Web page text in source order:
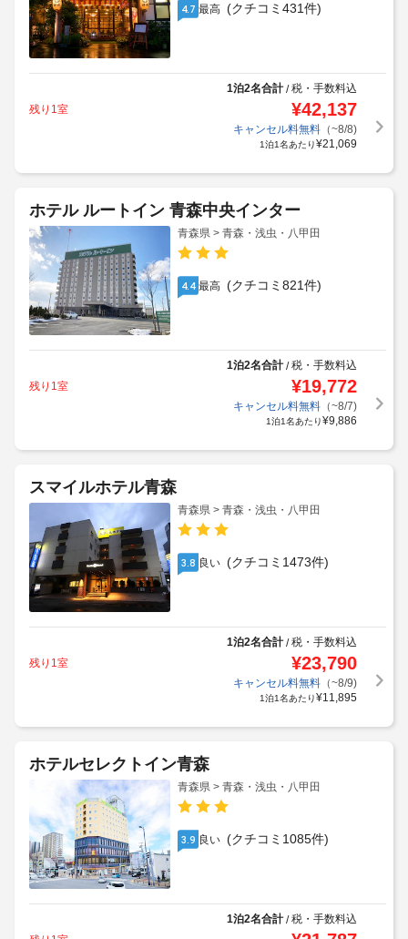
4.7 最高 (クチコミ431件)
1泊2名合計/税・手数料込
残り1室
¥42,137
キャンセル料無料（~8/8)
1泊1名あたり¥21,069
ホテル ルートイン 青森中央インター
青森県 > 青森・浅虫・八甲田
4.4 最高 (クチコミ821件)
1泊2名合計/税・手数料込
残り1室
¥19,772
キャンセル料無料（~8/7)
1泊1名あたり¥9,886
スマイルホテル青森
青森県 > 青森・浅虫・八甲田
3.8 良い (クチコミ1473件)
1泊2名合計/税・手数料込
残り1室
¥23,790
キャンセル料無料（~8/9)
1泊1名あたり¥11,895
ホテルセレクトイン青森
青森県 > 青森・浅虫・八甲田
3.9 良い (クチコミ1085件)
1泊2名合計/税・手数料込